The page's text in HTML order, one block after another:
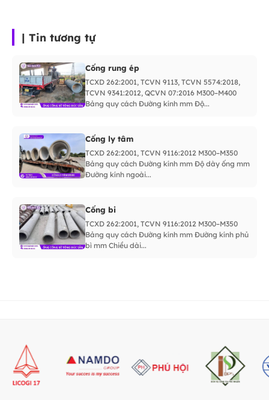
| Tin tương tự
Cống rung ép
TCXD 262:2001, TCVN 9113, TCVN 5574:2018,
TCVN 9341:2012, QCVN 07:2016 M300–M400
Bảng quy cách Đường kính mm Độ...
Cống ly tâm
TCXD 262:2001, TCVN 9116:2012 M300–M350
Bảng quy cách Đường kính mm Độ dày ống mm
Đường kính ngoài...
Cống bi
TCXD 262:2001, TCVN 9116:2012 M300–M350
Bảng quy cách Đường kính mm Đường kính phủ
bì mm Chiều dài...